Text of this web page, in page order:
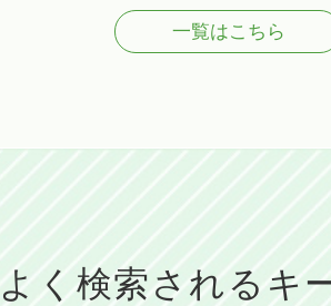
一覧はこちら
よく検索されるキ